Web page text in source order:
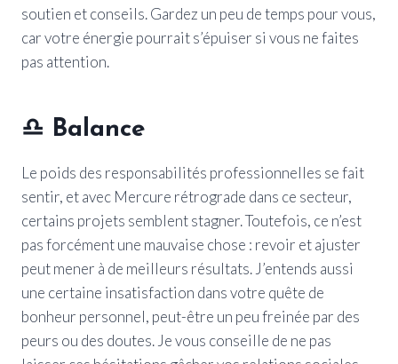
soutien et conseils. Gardez un peu de temps pour vous,
car votre énergie pourrait s’épuiser si vous ne faites
pas attention.
♎ Balance
Le poids des responsabilités professionnelles se fait
sentir, et avec Mercure rétrograde dans ce secteur,
certains projets semblent stagner. Toutefois, ce n’est
pas forcément une mauvaise chose : revoir et ajuster
peut mener à de meilleurs résultats. J’entends aussi
une certaine insatisfaction dans votre quête de
bonheur personnel, peut-être un peu freinée par des
peurs ou des doutes. Je vous conseille de ne pas